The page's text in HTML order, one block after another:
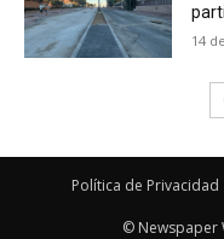
14
Política de Privacidad
© Newspaper